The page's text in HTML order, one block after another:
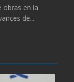
obras en la
de...